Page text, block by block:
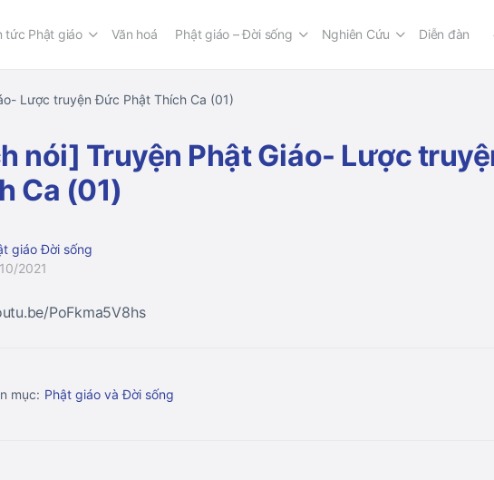
tức Phật giáo Văn hoá Phật giáo – Đời sống Nghiên Cứu Diễn đàn
Lược truyện Đức Phật Thích Ca (01)
nói] Truyện Phật Giáo- Lược
Ca (01)
giáo Đời sống
2021
PoFkma5V8hs
mục: Phật giáo và Đời sống